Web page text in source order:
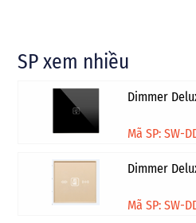
SP xem nhiều
Dimmer
Mã SP: SW-
Dimmer
Mã SP: SW-